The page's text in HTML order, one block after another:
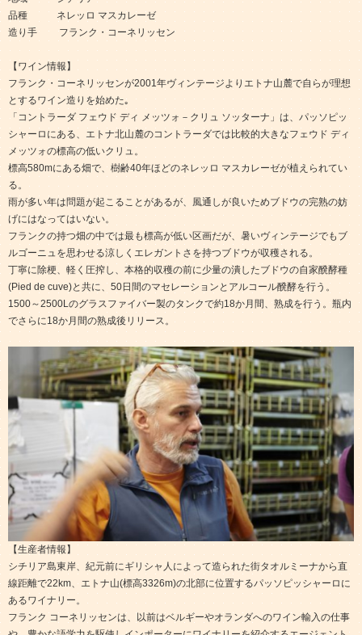
品種 ネレッロ マスカレーゼ
造り手 フランク・コーネリッセン
【ワイン情報】
フランク・コーネリッセンが2001年ヴィンテージよりエトナ山麓で自らが理想
とするワイン造りを始めた｡
「コントラーダ フェウド ディ メッツォ－クリュ ソッターナ」は、パッソピッ
シャーロにある、エトナ北山麓のコントラーダでは比較的大きなフェウド ディ
メッツォの標高の低いクリュ。
標高580mにある畑で、樹齢40年ほどのネレッロ マスカレーゼが植えられてい
る。
雨が多い年は問題が起こることがあるが、風通しが良いためブドウの完熟の妨
げにはなってはいない。
フランクの持つ畑の中では最も標高が低い区画だが、暑いヴィンテージでもブ
ルゴーニュを思わせる涼しくエレガントさを持つブドウが収穫される。
丁寧に除梗、軽く圧搾し、本格的収穫の前に少量の潰したブドウの自家醗酵種
(Pied de cuve)と共に、50日間のマセレーションとアルコール醗酵を行う。
1500～2500Lのグラスファイバー製のタンクで約18か月間、熟成を行う。瓶内
でさらに18か月間の熟成後リリース。
【生産者情報】
シチリア島東岸、紀元前にギリシャ人によって造られた街タオルミーナから直
線距離で22km、エトナ山(標高3326m)の北部に位置するパッソピッシャーロに
あるワイナリー。
フランク コーネリッセンは、以前はベルギーやオランダへのワイン輸入の仕事